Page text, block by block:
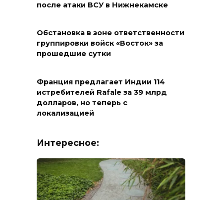
после атаки ВСУ в Нижнекамске
Обстановка в зоне ответственности
группировки войск «Восток» за
прошедшие сутки
Франция предлагает Индии 114
истребителей Rafale за 39 млрд
долларов, но теперь с
локализацией
Интересное: